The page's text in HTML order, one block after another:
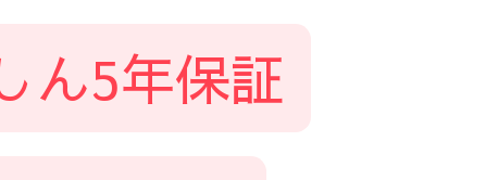
ん5年保証